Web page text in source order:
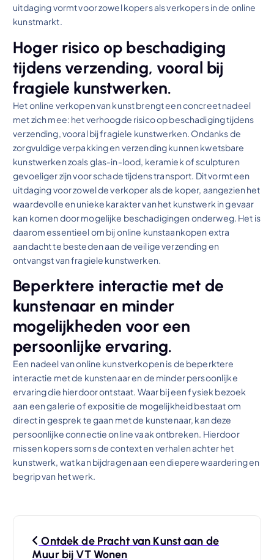
uitdaging vormt voor zowel kopers als verkopers in de online
kunstmarkt.
Hoger risico op beschadiging
tijdens verzending, vooral bij
fragiele kunstwerken.
Het online verkopen van kunst brengt een concreet nadeel
met zich mee: het verhoogde risico op beschadiging tijdens
verzending, vooral bij fragiele kunstwerken. Ondanks de
zorgvuldige verpakking en verzending kunnen kwetsbare
kunstwerken zoals glas-in-lood, keramiek of sculpturen
gevoeliger zijn voor schade tijdens transport. Dit vormt een
uitdaging voor zowel de verkoper als de koper, aangezien het
waardevolle en unieke karakter van het kunstwerk in gevaar
kan komen door mogelijke beschadigingen onderweg. Het is
daarom essentieel om bij online kunstaankopen extra
aandacht te besteden aan de veilige verzending en
ontvangst van fragiele kunstwerken.
Beperktere interactie met de
kunstenaar en minder
mogelijkheden voor een
persoonlijke ervaring.
Een nadeel van online kunstverkopen is de beperktere
interactie met de kunstenaar en de minder persoonlijke
ervaring die hierdoor ontstaat. Waar bij een fysiek bezoek
aan een galerie of expositie de mogelijkheid bestaat om
direct in gesprek te gaan met de kunstenaar, kan deze
persoonlijke connectie online vaak ontbreken. Hierdoor
missen kopers soms de context en verhalen achter het
kunstwerk, wat kan bijdragen aan een diepere waardering en
begrip van het werk.
Ontdek de Pracht van Kunst aan de
Muur bij VT Wonen